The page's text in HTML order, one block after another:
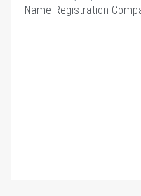
Name Registration